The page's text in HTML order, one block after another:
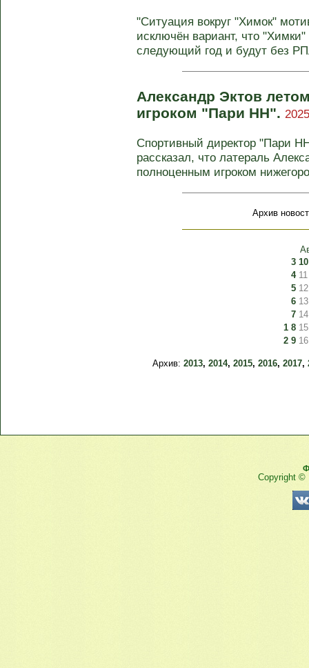
"Ситуация вокруг "Химок"
исключён вариант, что
следующий год и будут без
Александр Эктов
игроком "Пари НН".
Спортивный директор "Пари
рассказал, что латераль
полноценным игроком
Архив
3 10
4 11
5 12
6 13
7 14
1 8 15
2 9 16
Архив:2013,2014,2015,2016,2017,
Copyright ©